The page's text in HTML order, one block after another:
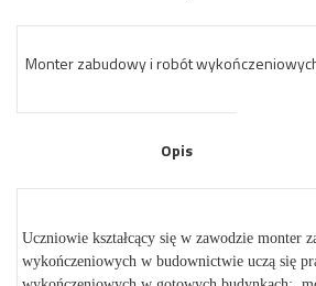
Monter zabudowy i robót
Opis
Uczniowie kształcący się w zawodzie monter
wykończeniowych w budownictwie uczą się